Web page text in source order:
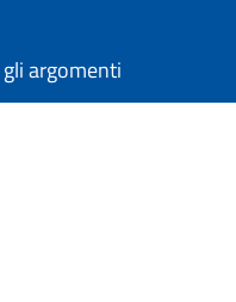
argomenti